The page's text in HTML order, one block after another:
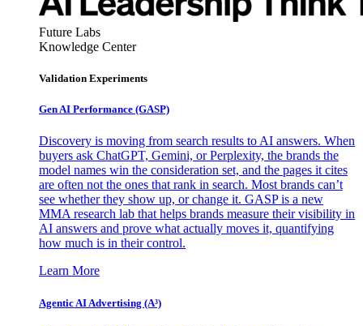
Future Labs
Knowledge Center
Validation Experiments
Gen AI Performance (GASP)
Discovery is moving from search results to AI answers. When
buyers ask ChatGPT, Gemini, or Perplexity, the brands the
model names win the consideration set, and the pages it cites
are often not the ones that rank in search. Most brands can’t
see whether they show up, or change it. GASP is a new
MMA research lab that helps brands measure their visibility in
AI answers and prove what actually moves it, quantifying
how much is in their control.
Learn More
Agentic AI Advertising (A³)